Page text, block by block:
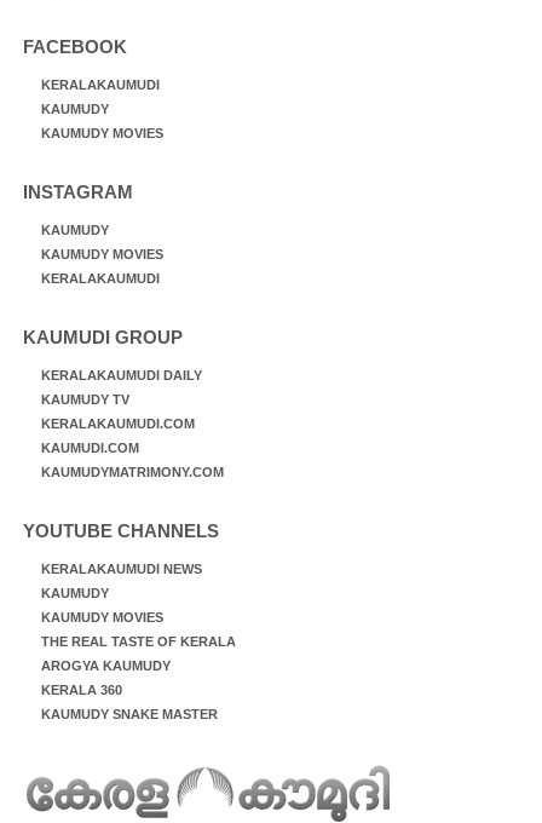
FACEBOOK
KERALAKAUMUDI
KAUMUDY
KAUMUDY MOVIES
INSTAGRAM
KAUMUDY
KAUMUDY MOVIES
KERALAKAUMUDI
KAUMUDI GROUP
KERALAKAUMUDI DAILY
KAUMUDY TV
KERALAKAUMUDI.COM
KAUMUDI.COM
KAUMUDYMATRIMONY.COM
YOUTUBE CHANNELS
KERALAKAUMUDI NEWS
KAUMUDY
KAUMUDY MOVIES
THE REAL TASTE OF KERALA
AROGYA KAUMUDY
KERALA 360
KAUMUDY SNAKE MASTER